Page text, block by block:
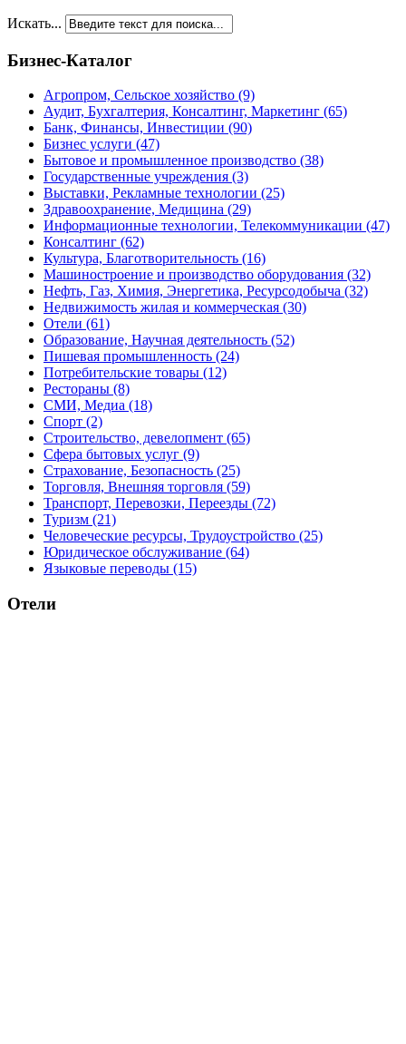
Искать...
Бизнес-Каталог
Агропром, Сельское хозяйство (9)
Аудит, Бухгалтерия, Консалтинг, Маркетинг (65)
Банк, Финансы, Инвестиции (90)
Бизнес услуги (47)
Бытовое и промышленное производство (38)
Государственные учреждения (3)
Выставки, Рекламные технологии (25)
Здравоохранение, Медицина (29)
Информационные технологии, Телекоммуникации (47)
Консалтинг (62)
Культура, Благотворительность (16)
Машиностроение и производство оборудования (32)
Нефть, Газ, Химия, Энергетика, Ресурсодобыча (32)
Недвижимость жилая и коммерческая (30)
Отели (61)
Образование, Научная деятельность (52)
Пишевая промышленность (24)
Потребительские товары (12)
Рестораны (8)
СМИ, Медиа (18)
Спорт (2)
Строительство, девелопмент (65)
Сфера бытовых услуг (9)
Страхование, Безопасность (25)
Торговля, Внешняя торговля (59)
Транспорт, Перевозки, Переезды (72)
Туризм (21)
Человеческие ресурсы, Трудоустройство (25)
Юридическое обслуживание (64)
Языковые переводы (15)
Отели